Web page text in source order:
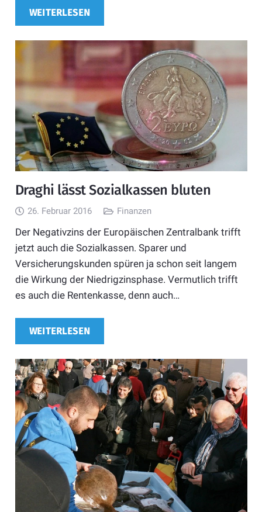
WEITERLESEN
Draghi lässt Sozialkassen bluten
26. Februar 2016 Finanzen
Der Negativzins der Europäischen Zentralbank trifft
jetzt auch die Sozialkassen. Sparer und
Versicherungskunden spüren ja schon seit langem
die Wirkung der Niedrigzinsphase. Vermutlich trifft
es auch die Rentenkasse, denn auch…
WEITERLESEN